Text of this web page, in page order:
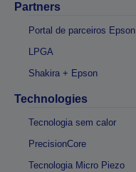
Partners
Portal de parceiros Epson
LPGA
Shakira + Epson
Technologies
Tecnologia sem calor
PrecisionCore
Tecnologia Micro Piezo